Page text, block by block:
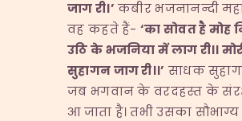
जागरी।’ कबीर भजनानन्दी
वह कहते हैं-‘कासोवतहैमोह
उठिकेभजनियामेंलागरी।।
सुहागनजागरी।।’ साधक
जब भगवान के वरदहस्त के
आ जाता है। तभी उसका